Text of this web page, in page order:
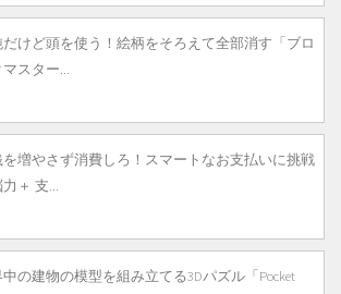
けど頭を使う！絵柄をそろえて全部消す「ブロ
スター...
を増やさず消費しろ！スマートなお支払いに挑戦
力＋ 支...
の建物の模型を組み立てる3Dパズル「Pocket